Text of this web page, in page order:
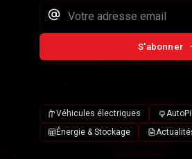
S'abonner
Véhicules électriques
Énergie & Stockage